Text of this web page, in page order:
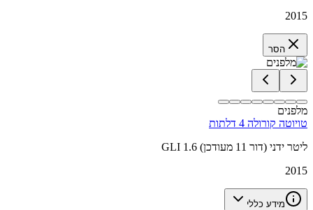
2015
הסר
מלפנים
טויוטה קורולה 4 דלתות
GLI 1.6 ליטר ידני (דור 11 מעודכן)
2015
מידע כללי